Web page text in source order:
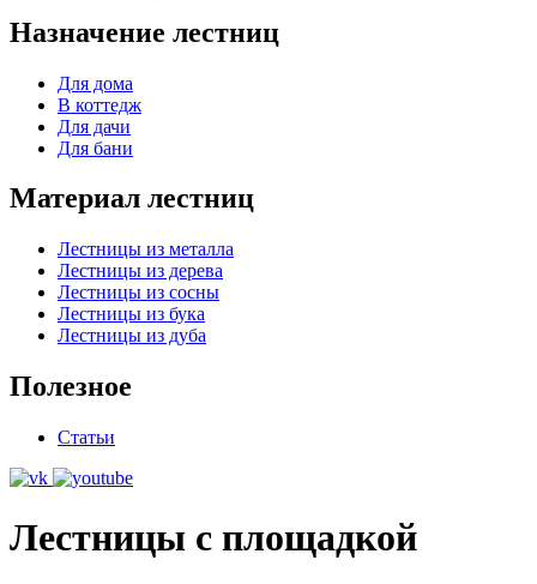
Назначение лестниц
Для дома
В коттедж
Для дачи
Для бани
Материал лестниц
Лестницы из металла
Лестницы из дерева
Лестницы из сосны
Лестницы из бука
Лестницы из дуба
Полезное
Статьи
Лестницы с площадкой